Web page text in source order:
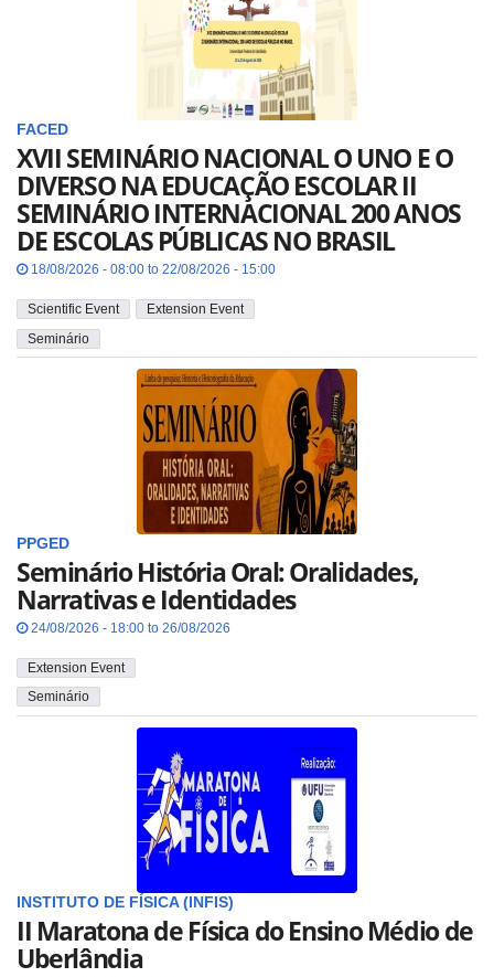
FACED
XVII SEMINÁRIO NACIONAL O UNO E O
DIVERSO NA EDUCAÇÃO ESCOLAR II
SEMINÁRIO INTERNACIONAL 200 ANOS
DE ESCOLAS PÚBLICAS NO BRASIL
18/08/2026 - 08:00 to 22/08/2026 - 15:00
Scientific Event
Extension Event
Seminário
PPGED
Seminário História Oral: Oralidades,
Narrativas e Identidades
24/08/2026 - 18:00 to 26/08/2026
Extension Event
Seminário
INSTITUTO DE FÍSICA (INFIS)
II Maratona de Física do Ensino Médio de
Uberlândia